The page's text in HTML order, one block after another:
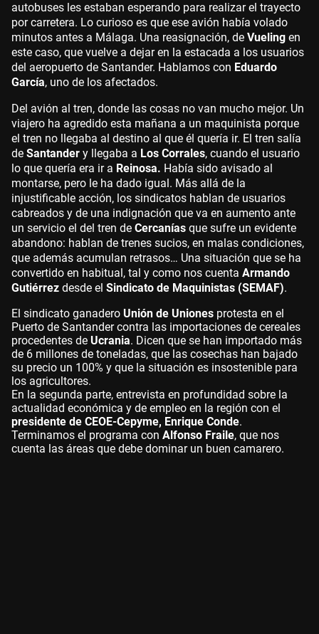
autobuses les estaban esperando para realizar el trayecto
por carretera. Lo curioso es que ese avión había volado
minutos antes a Málaga. Una reasignación, de Vueling en
este caso, que vuelve a dejar en la estacada a los usuarios
del aeropuerto de Santander. Hablamos con Eduardo
García, uno de los afectados.
Del avión al tren, donde las cosas no van mucho mejor. Un
viajero ha agredido esta mañana a un maquinista porque
el tren no llegaba al destino al que él quería ir. El tren salía
de Santander y llegaba a Los Corrales, cuando el usuario
lo que quería era ir a Reinosa. Había sido avisado al
montarse, pero le ha dado igual. Más allá de la
injustificable acción, los sindicatos hablan de usuarios
cabreados y de una indignación que va en aumento ante
un servicio el del tren de Cercanías que sufre un evidente
abandono: hablan de trenes sucios, en malas condiciones,
que además acumulan retrasos… Una situación que se ha
convertido en habitual, tal y como nos cuenta Armando
Gutiérrez desde el Sindicato de Maquinistas (SEMAF).
El sindicato ganadero Unión de Uniones protesta en el
Puerto de Santander contra las importaciones de cereales
procedentes de Ucrania. Dicen que se han importado más
de 6 millones de toneladas, que las cosechas han bajado
su precio un 100% y que la situación es insostenible para
los agricultores.
En la segunda parte, entrevista en profundidad sobre la
actualidad económica y de empleo en la región con el
presidente de CEOE-Cepyme, Enrique Conde.
Terminamos el programa con Alfonso Fraile, que nos
cuenta las áreas que debe dominar un buen camarero.